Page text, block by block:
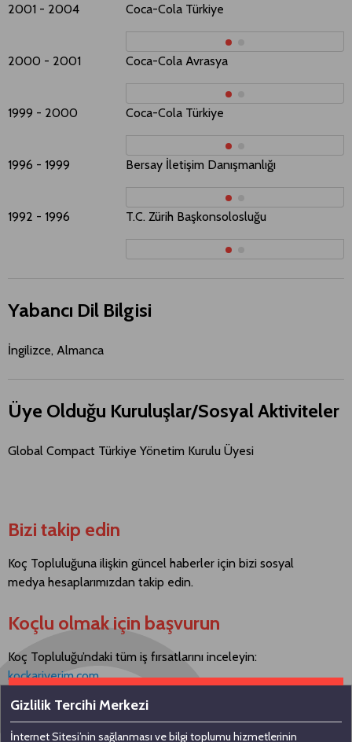
2001 - 2004 Coca-Cola Türkiye
2000 - 2001 Coca-Cola Avrasya
1999 - 2000 Coca-Cola Türkiye
1996 - 1999 Bersay İletişim Danışmanlığı
1992 - 1996 T.C. Zürih Başkonsolosluğu
Yabancı Dil Bilgisi
İngilizce, Almanca
Üye Olduğu Kuruluşlar/Sosyal Aktiviteler
Global Compact Türkiye Yönetim Kurulu Üyesi
Bizi takip edin
Koç Topluluğuna ilişkin güncel haberler için bizi sosyal
medya hesaplarımızdan takip edin.
Koçlu olmak için başvurun
Koç Topluluğu’ndaki tüm iş fırsatlarını inceleyin:
kockariyerim.com
Gizlilik Tercihi Merkezi
İnternet Sitesi’nin sağlanması ve bilgi toplumu hizmetlerinin